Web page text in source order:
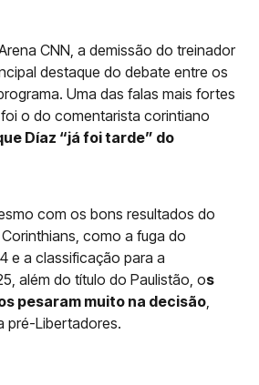
CNN, a demissão do treinador
destaque do debate entre os
Uma das falas mais fortes
o do comentarista corintiano
Díaz “já foi tarde” do
com os bons resultados do
como a fuga do
e a classificação para a
além do título do Paulistão, os
pesaram muito na decisão,
pré-Libertadores.